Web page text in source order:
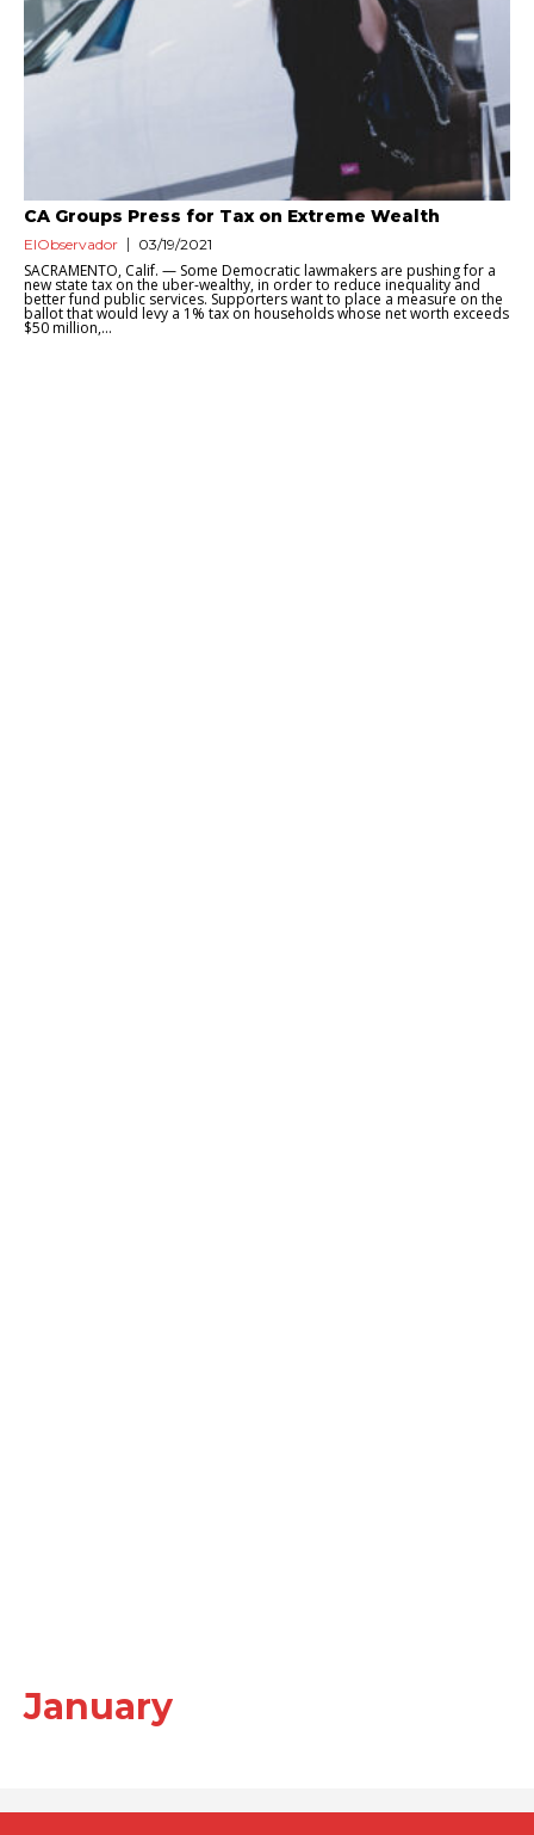
CA Groups Press for Tax on Extreme Wealth
ElObservador 03/19/2021
SACRAMENTO, Calif. — Some Democratic lawmakers are pushing for a
new state tax on the uber-wealthy, in order to reduce inequality and
better fund public services. Supporters want to place a measure on the
ballot that would levy a 1% tax on households whose net worth exceeds
$50 million,...
January